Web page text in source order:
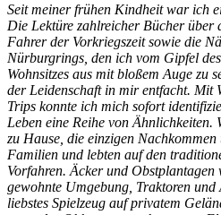
Seit meiner frühen Kindheit war ich
Die Lektüre zahlreicher Bücher über
Fahrer der Vorkriegszeit sowie die
Nürburgrings, den ich vom Gipfel
Wohnsitzes aus mit bloßem Auge zu
der Leidenschaft in mir entfacht. Mit
Trips konnte ich mich sofort
Leben eine Reihe von
zu Hause, die einzigen
Familien und lebten auf den
Vorfahren. Äcker und Obstplantagen
gewohnte Umgebung, Traktoren
liebstes Spielzeug auf privatem